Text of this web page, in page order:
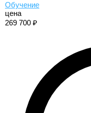
Обучение
цена
269 700